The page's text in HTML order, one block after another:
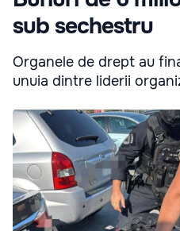
sub sechestru
Organele de drept au
unuia dintre liderii